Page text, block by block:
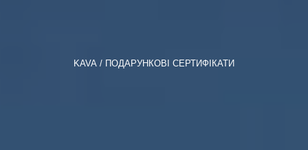
KAVA ПОДАРУНКОВІ СЕРТИФІКАТИ